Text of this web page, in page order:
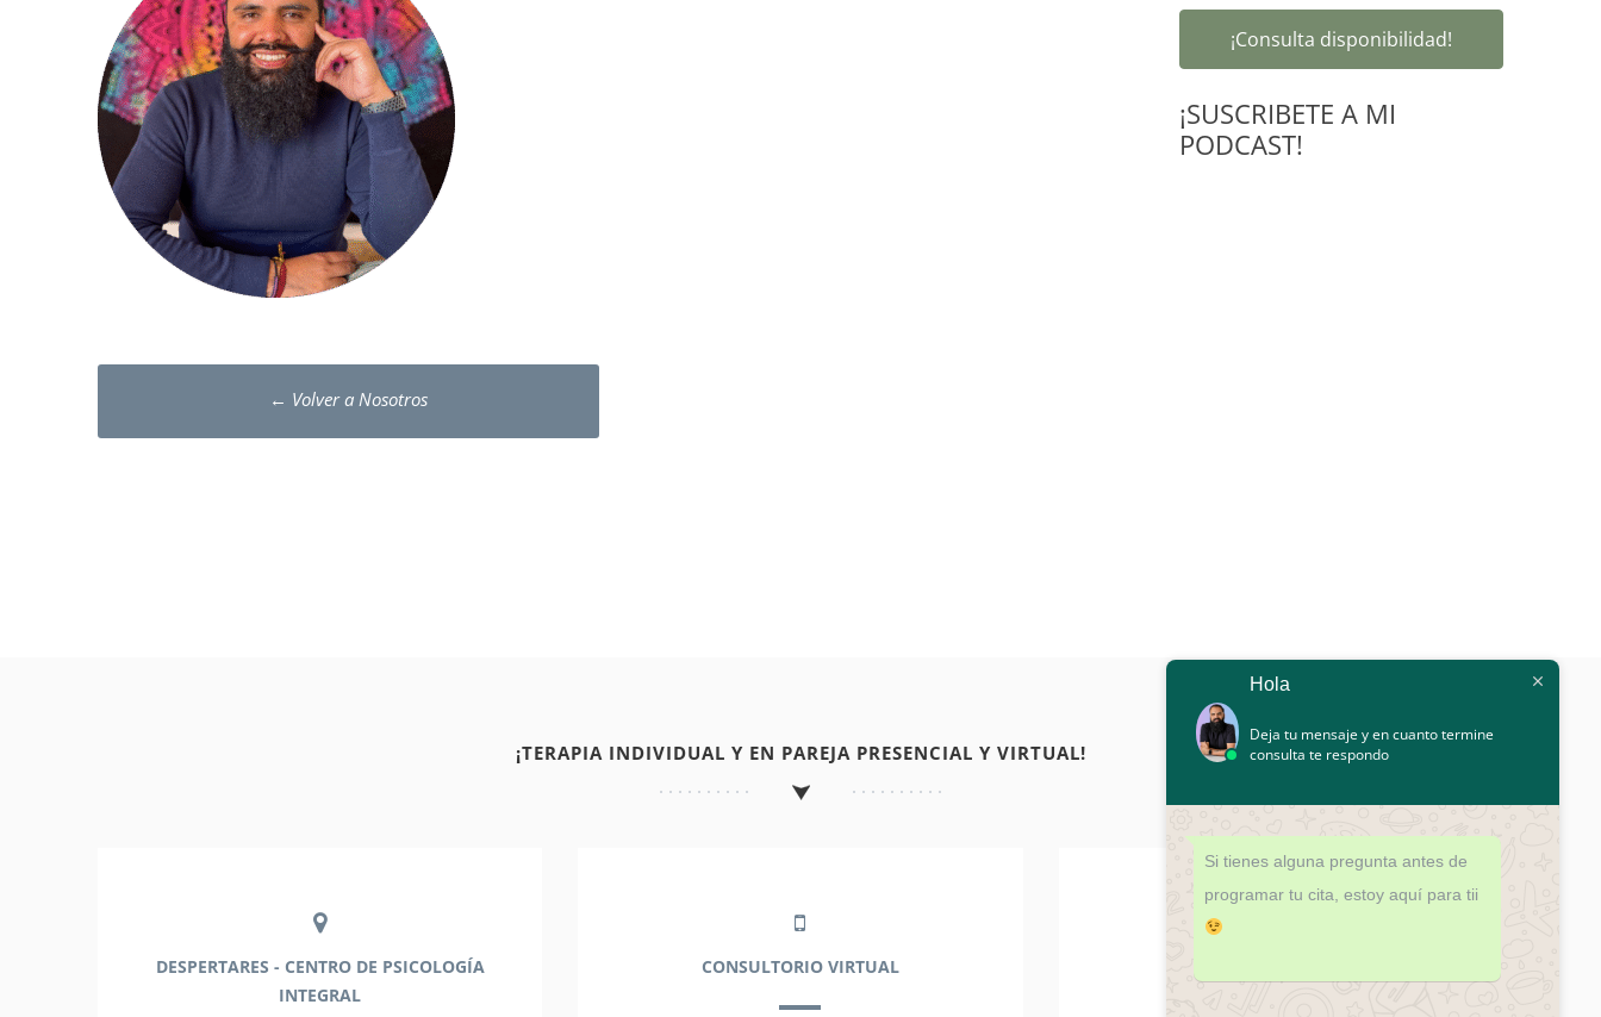
Post
navigation
← Volver a Nosotros
¡Consulta disponibilidad!
¡SUSCRIBETE A MI
PODCAST!
¡TERAPIA INDIVIDUAL Y EN PAREJA PRESENCIAL Y VIRTUAL!
DESPERTARES - CENTRO DE PSICOLOGÍA
INTEGRAL
CONSULTORIO VIRTUAL
Hola
Deja tu mensaje y en cuanto termine
consulta te respondo
Si tienes alguna pregunta antes de
programar tu cita, estoy aquí para tii